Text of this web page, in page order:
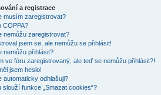
a registrace
musím zaregistrovat?
COPPA?
nemůžu zaregistrovat?
jsem se, ale nemůžu se přihlásit!
nemůžu přihlásit?
ve fóru zaregistrovaný, ale teď se nemůžu přihlásit?!
jsem heslo!
automaticky odhlašuji?
slouží funkce „Smazat cookies“?